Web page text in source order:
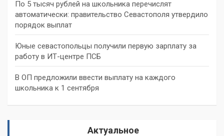
По 5 тысяч рублей на школьника перечислят
автоматически: правительство Севастополя утвердило
порядок выплат
Юные севастопольцы получили первую зарплату за
работу в ИТ-центре ПСБ
В ОП предложили ввести выплату на каждого
школьника к 1 сентября
Актуальное